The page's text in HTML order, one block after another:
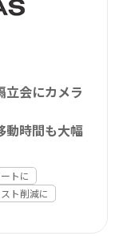
立会にカメラ
動時間も大幅
トに
ト削減に